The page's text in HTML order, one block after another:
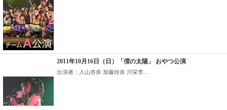
2011年10月16日（日）「僕の太陽」 おやつ公演
出演者：入山杏奈 加藤玲奈 川栄李...